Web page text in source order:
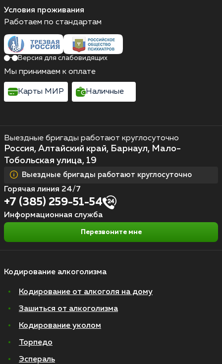
Условия проживания
Кодирование алкоголизма
Кодирование от алкоголя на дому
Зашиться от алкоголизма
Кодирование уколом
Торпедо
Эспераль
Выездные бригады работают круглосуточно
Россия, Алтайский край, Барнаул, Мало-
Тобольская улица, 19
Выездные бригады работают круглосуточно
Горячая линия 24/7
+7 (385) 259-51-54
Информационная служба
Перезвоните мне
Работаем по стандартам
Версия для слабовидящих
Мы принимаем к оплате
Карты МИР Наличные